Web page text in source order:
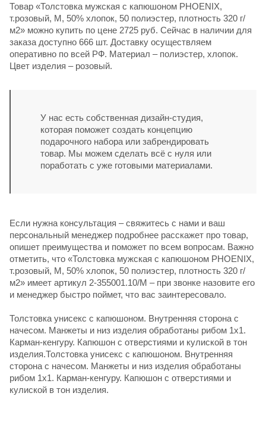
Товар «Толстовка мужская с капюшоном PHOENIX,
т.розовый, M, 50% хлопок, 50 полиэстер, плотность 320 г/
м2» можно купить по цене 2725 руб. Сейчас в наличии для
заказа доступно 666 шт. Доставку осуществляем
оперативно по всей РФ. Материал – полиэстер, хлопок.
Цвет изделия – розовый.
У нас есть собственная дизайн-студия,
которая поможет создать концепцию
подарочного набора или забрендировать
товар. Мы можем сделать всё с нуля или
поработать с уже готовыми материалами.
Если нужна консультация – свяжитесь с нами и ваш
персональный менеджер подробнее расскажет про товар,
опишет преимущества и поможет по всем вопросам. Важно
отметить, что «Толстовка мужская с капюшоном PHOENIX,
т.розовый, M, 50% хлопок, 50 полиэстер, плотность 320 г/
м2» имеет артикул 2-355001.10/M – при звонке назовите его
и менеджер быстро поймет, что вас заинтересовало.
Толстовка унисекс с капюшоном. Внутренняя сторона с
начесом. Манжеты и низ изделия обработаны рибом 1х1.
Карман-кенгуру. Капюшон с отверстиями и кулиской в тон
изделия.Толстовка унисекс с капюшоном. Внутренняя
сторона с начесом. Манжеты и низ изделия обработаны
рибом 1х1. Карман-кенгуру. Капюшон с отверстиями и
кулиской в тон изделия.